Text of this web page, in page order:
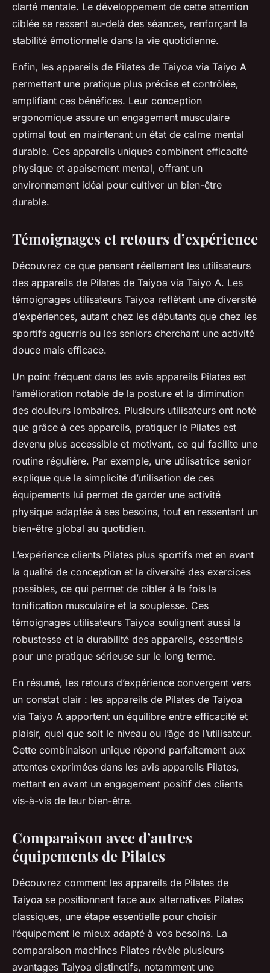
clarté mentale. Le développement de cette attention
ciblée se ressent au-delà des séances, renforçant la
stabilité émotionnelle dans la vie quotidienne.
Enfin, les appareils de Pilates de Taiyoa via Taiyo A
permettent une pratique plus précise et contrôlée,
amplifiant ces bénéfices. Leur conception
ergonomique assure un engagement musculaire
optimal tout en maintenant un état de calme mental
durable. Ces appareils uniques combinent efficacité
physique et apaisement mental, offrant un
environnement idéal pour cultiver un bien-être
durable.
Témoignages et retours d’expérience
Découvrez ce que pensent réellement les utilisateurs
des appareils de Pilates de Taiyoa via Taiyo A. Les
témoignages utilisateurs Taiyoa reflètent une diversité
d’expériences, autant chez les débutants que chez les
sportifs aguerris ou les seniors cherchant une activité
douce mais efficace.
Un point fréquent dans les avis appareils Pilates est
l’amélioration notable de la posture et la diminution
des douleurs lombaires. Plusieurs utilisateurs ont noté
que grâce à ces appareils, pratiquer le Pilates est
devenu plus accessible et motivant, ce qui facilite une
routine régulière. Par exemple, une utilisatrice senior
explique que la simplicité d’utilisation de ces
équipements lui permet de garder une activité
physique adaptée à ses besoins, tout en ressentant un
bien-être global au quotidien.
L’expérience clients Pilates plus sportifs met en avant
la qualité de conception et la diversité des exercices
possibles, ce qui permet de cibler à la fois la
tonification musculaire et la souplesse. Ces
témoignages utilisateurs Taiyoa soulignent aussi la
robustesse et la durabilité des appareils, essentiels
pour une pratique sérieuse sur le long terme.
En résumé, les retours d’expérience convergent vers
un constat clair : les appareils de Pilates de Taiyoa
via Taiyo A apportent un équilibre entre efficacité et
plaisir, quel que soit le niveau ou l’âge de l’utilisateur.
Cette combinaison unique répond parfaitement aux
attentes exprimées dans les avis appareils Pilates,
mettant en avant un engagement positif des clients
vis-à-vis de leur bien-être.
Comparaison avec d’autres
équipements de Pilates
Découvrez comment les appareils de Pilates de
Taiyoa se positionnent face aux alternatives Pilates
classiques, une étape essentielle pour choisir
l’équipement le mieux adapté à vos besoins. La
comparaison machines Pilates révèle plusieurs
avantages Taiyoa distinctifs, notamment une